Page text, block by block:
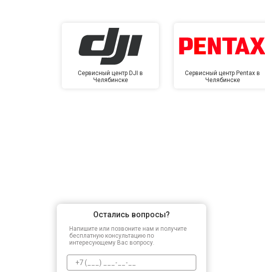
Сервисный центр DJI в
Челябинске
Сервисный центр Pentax в
Челябинске
Остались вопросы?
Напишите или позвоните нам и получите
бесплатную консультацию по
интересующему Вас вопросу.